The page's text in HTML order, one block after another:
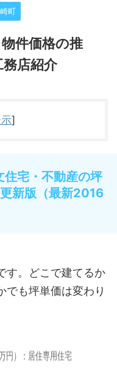
町
件価格の推
店紹介
]
住宅・不動産の坪
新版（最新2016
す。どこで建てるか
でも坪単価は変わり